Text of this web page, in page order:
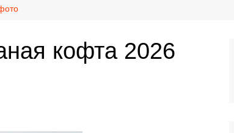
кофта 2026